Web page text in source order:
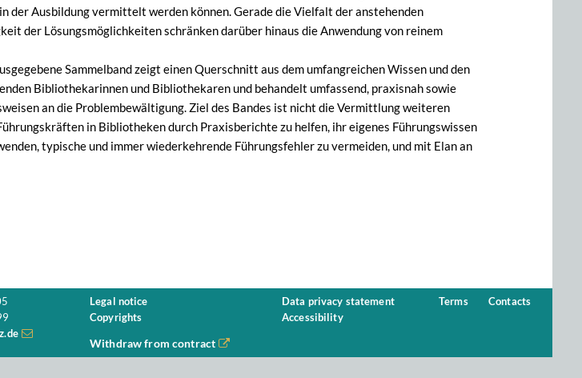
der Ausbildung vermittelt werden können. Gerade die Vielfalt der anstehenden
der Lösungsmöglichkeiten schränken darüber hinaus die Anwendung von reinem
Sammelband zeigt einen Querschnitt aus dem umfangreichen Wissen und den
Bibliothekarinnen und Bibliothekaren und behandelt umfassend, praxisnah sowie
an die Problembewältigung. Ziel des Bandes ist nicht die Vermittlung weiteren
in Bibliotheken durch Praxisberichte zu helfen, ihr eigenes Führungswissen
typische und immer wiederkehrende Führungsfehler zu vermeiden, und mit Elan an
Legal notice
Copyrights
Data privacy statement
Accessibility
Terms Contacts
Withdraw from contract